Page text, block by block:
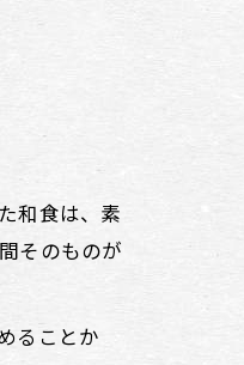
和食は、素
そのものが
ることか